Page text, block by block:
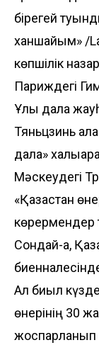
бірегей
ханшайым» /
көпшілік
Париждегі
Ұлы дала
Тяньцзинь
дала»
Мәскеудегі
«Қазақстан
көрермендер
Сондай-ақ,
Ал биыл
өнерінің 30
жоспарланып